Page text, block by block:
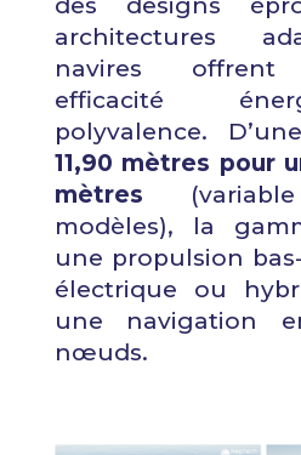
des designs
architectures
navires offrent
efficacité
polyvalence.
11,90 mètres pour
mètres
modèles), la
une propulsion
électrique ou
une navigation
nœuds.